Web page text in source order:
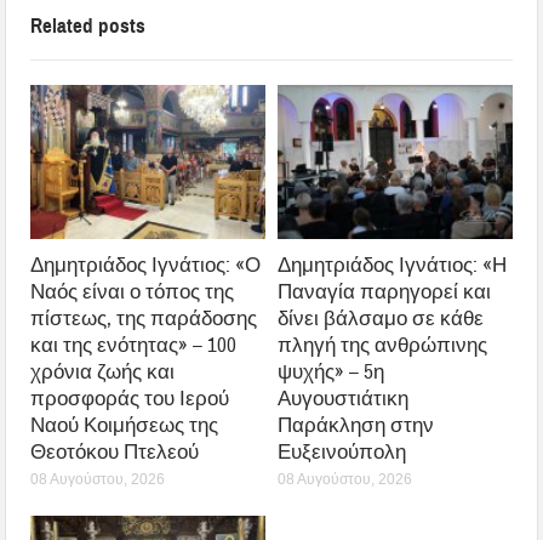
Related posts
Δημητριάδος Ιγνάτιος: «Ο
Ναός είναι ο τόπος της
πίστεως, της παράδοσης
και της ενότητας» – 100
χρόνια ζωής και
προσφοράς του Ιερού
Ναού Κοιμήσεως της
Θεοτόκου Πτελεού
08 Αυγούστου, 2026
Δημητριάδος Ιγνάτιος: «Η
Παναγία παρηγορεί και
δίνει βάλσαμο σε κάθε
πληγή της ανθρώπινης
ψυχής» – 5η
Αυγουστιάτικη
Παράκληση στην
Ευξεινούπολη
08 Αυγούστου, 2026